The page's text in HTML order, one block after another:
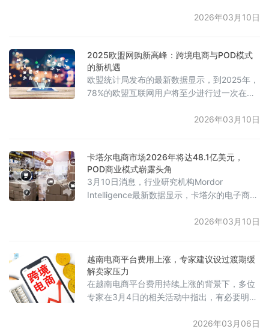
将从5月1日起对非洲53个国家的100%税目产
非洲提供更多机遇，推动民生改善。此举是为
了庆祝中非建交70周年及“中非人文交流年”，
并标志着中非命运共同体建设迈出新的步伐，
是今年中非关系发展的重要亮
2026年03月10日
2025欧盟网购新高峰：跨境电商与POD模式
的新机遇
欧盟统计局发布的最新数据显示，到2025年，
78%的欧盟互联网用户将至少进行过一次在线
网，其中进行网购的比例从76.6%增加到
95.3%，荷兰和丹麦紧随其后，分别为94.4%
和91.2%。相比之下，罗马尼亚（63.6%）、
意大利（61.7%）和保加利亚（57.0%）的网
2026年03月10日
卡塔尔电商市场2026年将达48.1亿美元，
POD商业模式崭露头角
3月10日消息，行业研究机构Mordor
Intelligence最新数据显示，卡塔尔的电子商务
180.6亿卡塔尔里亚尔），相比2025年的45.4
年期间的年复合增长率为9.34%。分析指出，
面向高端消费者的需求、先进的数字基础设施
及国家经济多元化政策共同推动
2026年03月10日
越南电商平台费用上涨，专家建议设过渡期缓
解卖家压力
在越南电商平台费用持续上涨的背景下，多位
专家在3月4日的相关活动中指出，有必要明确
期，以便卖家和消费者有充足时间调整商业计
2026年03月06日